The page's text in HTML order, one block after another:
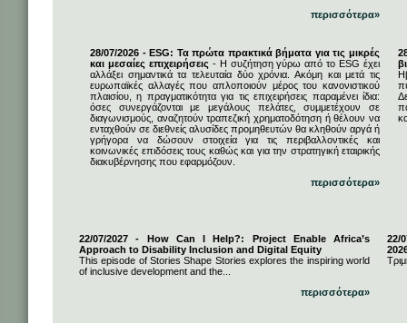
περισσότερα»
28/07/2026 - ESG: Τα πρώτα πρακτικά βήματα για τις μικρές
και μεσαίες επιχειρήσεις - Η συζήτηση γύρω από το ESG έχει
αλλάξει σημαντικά τα τελευταία δύο χρόνια. Ακόμη και μετά τις
ευρωπαϊκές αλλαγές που απλοποιούν μέρος του κανονιστικού
πλαισίου, η πραγματικότητα για τις επιχειρήσεις παραμένει ίδια:
όσες συνεργάζονται με μεγάλους πελάτες, συμμετέχουν σε
διαγωνισμούς, αναζητούν τραπεζική χρηματοδότηση ή θέλουν να
ενταχθούν σε διεθνείς αλυσίδες προμηθευτών θα κληθούν αργά ή
γρήγορα να δώσουν στοιχεία για τις περιβαλλοντικές και
κοινωνικές επιδόσεις τους καθώς και για την στρατηγική εταιρικής
διακυβέρνησης που εφαρμόζουν.
περισσότερα»
22/07/2027 - How Can I Help?: Project Enable Africa’s
Approach to Disability Inclusion and Digital Equity
This episode of Stories Shape Stories explores the inspiring world
of inclusive development and the...
περισσότερα»
22/